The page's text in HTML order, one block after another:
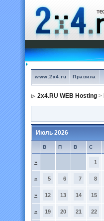
www.2x4.ru Правила
2x4.RU WEB Hosting >
Июль 2026
В П В С
» 1
» 5 6 7 8
» 12 13 14 15
» 19 20 21 22